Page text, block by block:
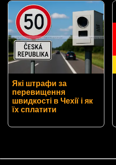
Які штрафи за
перевищення
швидкості в Чехії і як
їх сплатити